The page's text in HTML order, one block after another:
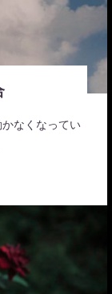
なくなってい